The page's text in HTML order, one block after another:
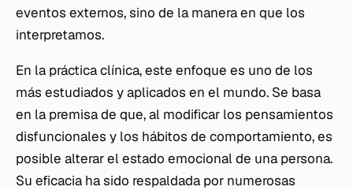
eventos externos, sino de la manera en que los
interpretamos.
En la práctica clínica, este enfoque es uno de los
más estudiados y aplicados en el mundo. Se basa
en la premisa de que, al modificar los pensamientos
disfuncionales y los hábitos de comportamiento, es
posible alterar el estado emocional de una persona.
Su eficacia ha sido respaldada por numerosas